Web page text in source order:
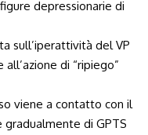
depressionarie di
sull’iperattività del VP
di “ripiego”
viene a contatto con il
di GPTS